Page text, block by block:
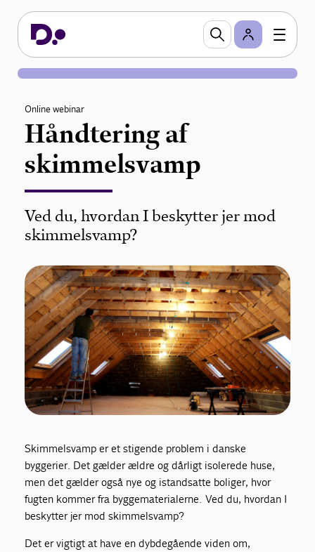
Online webinar
Håndtering af
skimmelsvamp
Ved du, hvordan I beskytter jer mod
skimmelsvamp?
Skimmelsvamp er et stigende problem i danske
byggerier. Det gælder ældre og dårligt isolerede huse,
men det gælder også nye og istandsatte boliger, hvor
fugten kommer fra byggematerialerne. Ved du, hvordan I
beskytter jer mod skimmelsvamp?
Det er vigtigt at have en dybdegående viden om,